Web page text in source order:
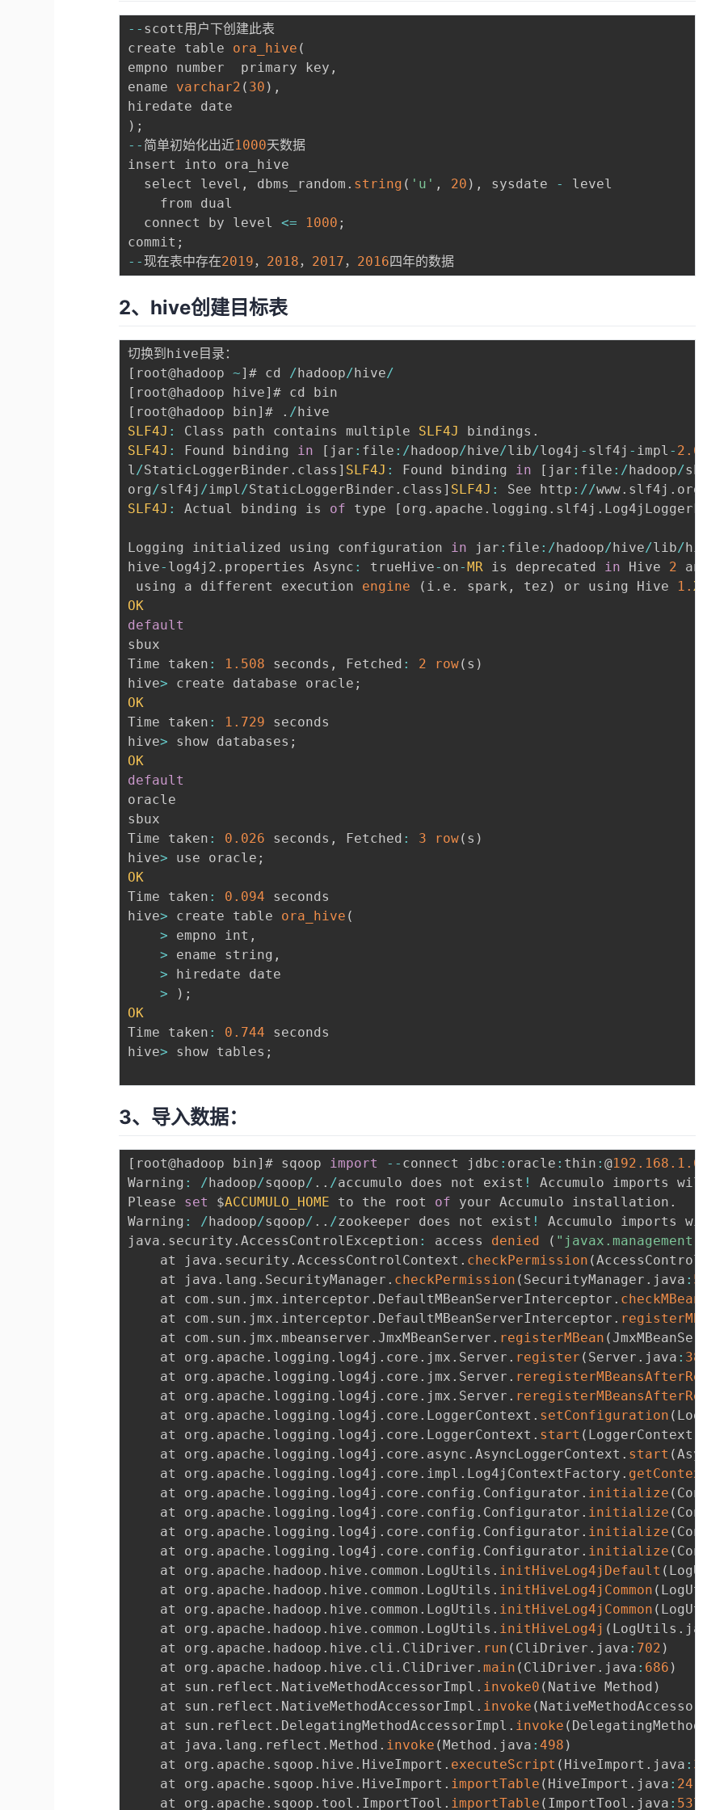
-- scott用户下创建此表
create table ora_hive (
empno number  primary key ,
ename varchar2 ( 30 ) ,
) ;
-- 简单初始化出近1000天数据
insert into ora_hive
  select level
, dbms_random . string ( 'u' , 20 ) , sysdate -
level
    from dual
  connect by level
<= 1000 ;
commit ;
--现在表中存在2019 ， 2018 ， 2017 ， 2016
2、hive创建目标表
[ root@hadoop ~]# cd / hadoop/ hive/
[ root@hadoop hive]
[ root@hadoop bin]# . /
SLF4J : Class path contains multiple SLF4J bindings .
SLF4J : Found binding in [ jar : file : / hadoop/ hive/lib/log4j - slf4j - impl - 2.6
l/StaticLoggerBinder . class ] SLF4J : Found binding in [ jar : file : / hadoop/share
org/slf4j /impl/StaticLoggerBinder . class ] SLF4J : See http : //www. slf4j . org
SLF4J : Actual binding is of type [ org . apache . logging . slf4j .
Logging initialized using configuration in jar : file : / hadoop/ hive/lib/ hive
hive- log4j2 . properties Async : trueHive- on- MR is deprecated in Hive 2 and
using a different execution engine ( i . e . spark , tez ) or using Hive 1.X
OK
default
sbux
Time taken : 1.508 seconds , Fetched : 2 row( s )
hive> create database oracle ;
OK
Time taken : 1.729 seconds
hive> show databases ;
OK
default
oracle
sbux
Time taken : 0.026 seconds , Fetched : 3 row( s )
hive> use oracle ;
OK
Time taken : 0.094 seconds
hive> create table ora_hive (
> empno int ,
> ename string ,
> hiredate date
>
) ;
OK
Time taken : 0.744 seconds
hive> show tables ;
3、导入数据：
[ root@hadoop bin]# sqoop import -- connect jdbc : oracle : thin :@192.168 .1 .6
Warning : / hadoop/sqoop/ . . /accumulo does not exist ! Accumulo imports will
Please set $ACCUMULO_HOME to the root of your Accumulo installation .
Warning : / hadoop/sqoop/ . . /zookeeper does not exist ! Accumulo imports
java . security .AccessControlException : access denied (
	at java
. security .AccessControlContext . checkPermission (
	at java
. lang . SecurityManager . checkPermission ( SecurityManager . java : 585
	at com
. sun . jmx . interceptor . DefaultMBeanServerInterceptor .
	at com
. sun . jmx . interceptor . DefaultMBeanServerInterceptor . registerMBean
	at com
. sun . jmx . mbeanserver . JmxMBeanServer . registerMBean ( JmxMBeanServer
	at org
. apache . logging . log4j . core . jmx . Server . register ( Server . java : 380
	at org
. apache . logging . log4j . core . jmx . Server .
	at org
. apache . logging . log4j . core . jmx . Server .
	at org
. apache . logging . log4j . core . LoggerContext . setConfiguration (
	at org
. apache . logging . log4j . core . LoggerContext . start ( LoggerContext
	at org
. apache . logging . log4j . core . async .AsyncLoggerContext . start (
	at org
. apache . logging . log4j . core . impl . Log4jContextFactory . getContext
	at org
. apache . logging . log4j . core . config . Configurator . initialize (
	at org
. apache . logging . log4j . core . config . Configurator . initialize (
	at org
. apache . logging . log4j . core . config . Configurator . initialize (
	at org
. apache . logging . log4j . core . config . Configurator . initialize (
	at org
. apache . hadoop . hive . common . LogUtils . initHiveLog4jDefault (
	at org
. apache . hadoop . hive . common . LogUtils . initHiveLog4jCommon ( LogUtils
	at org
. apache . hadoop . hive . common . LogUtils . initHiveLog4jCommon ( LogUtils
	at org
. apache . hadoop . hive . common . LogUtils . initHiveLog4j ( LogUtils . java
	at org
. apache . hadoop . hive . cli . CliDriver . run ( CliDriver . java : 702 )
	at org
. apache . hadoop . hive . cli . CliDriver .main ( CliDriver . java : 686 )
	at sun
. reflect . NativeMethodAccessorImpl . invoke0 ( Native Method )
	at sun
. reflect . NativeMethodAccessorImpl . invoke (
	at sun
. reflect . DelegatingMethodAccessorImpl . invoke (
	at java
. lang . reflect . Method . invoke ( Method . java :498 )
	at org
. apache . sqoop . hive . HiveImport . executeScript ( HiveImport . java : 331
	at org
. apache . sqoop . hive . HiveImport . importTable ( HiveImport . java : 241
	at org
. apache . sqoop . tool . ImportTool . importTable ( ImportTool . java : 537